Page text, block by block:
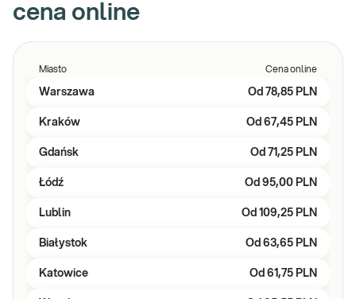
cena online
Miasto Cena online
Warszawa Od 78,85 PLN
Kraków Od 67,45 PLN
Gdańsk Od 71,25 PLN
Łódź Od 95,00 PLN
Lublin Od 109,25 PLN
Białystok Od 63,65 PLN
Katowice Od 61,75 PLN